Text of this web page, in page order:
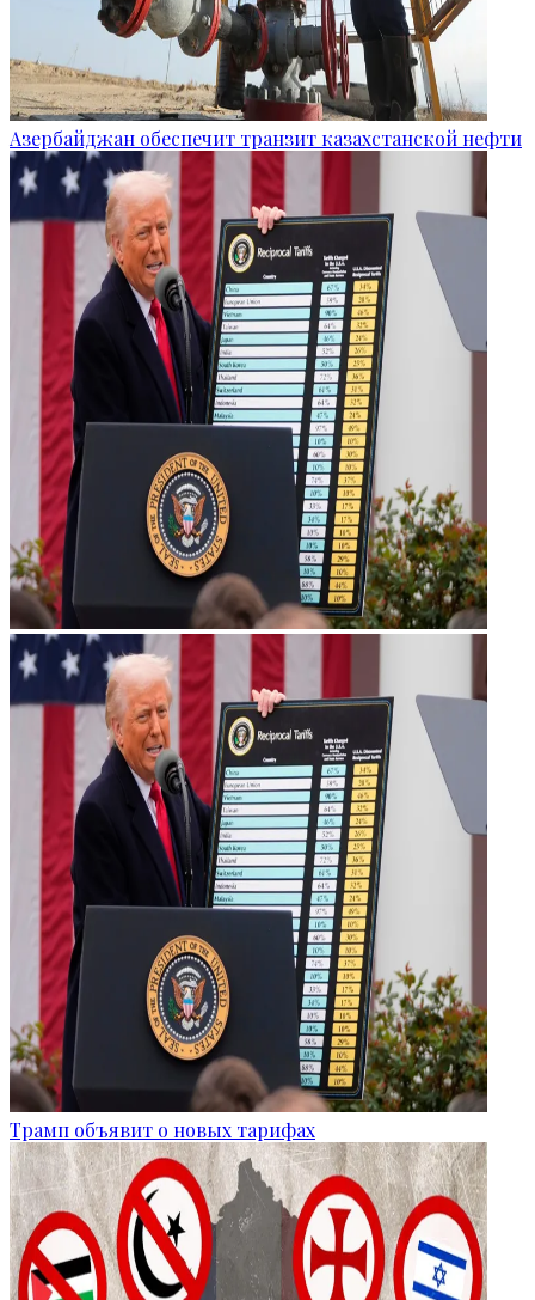
Азербайджан обеспечит транзит казахстанской нефти
Трамп объявит о новых тарифах